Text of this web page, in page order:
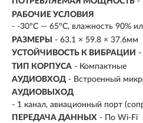
РАБОЧИЕ УСЛОВИЯ
- -30°С — 65°С, влажность 90%
РАЗМЕРЫ
- 63.1 × 59.8 × 37.6мм
УСТОЙЧИВОСТЬ К ВИБРАЦИИ -
ТИП КОРПУСА - Компактные
АУДИОВХОД - Встроенный
АУДИОВЫХОД
- 1 канал, авиационный порт
ПЕРЕДАЧА ДАННЫХ - По Wi-Fi